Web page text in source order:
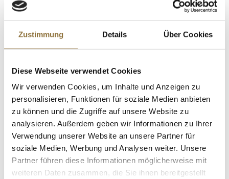
Zustimmung Details Über Cookies
Diese Webseite verwendet Cookies
Wir verwenden Cookies, um Inhalte und Anzeigen zu
personalisieren, Funktionen für soziale Medien anbieten
zu können und die Zugriffe auf unsere Website zu
analysieren. Außerdem geben wir Informationen zu Ihrer
Verwendung unserer Website an unsere Partner für
soziale Medien, Werbung und Analysen weiter. Unsere
Partner führen diese Informationen möglicherweise mit
weiteren Daten zusammen, die Sie ihnen bereitgestellt
< 0.5 g
Salz
< 0.01 g
LEBENSMITTELKENNZEICHNUNGEN
Colombo-Gewürze, Sri-Lanka Curry nach
Art.Nr.:10872
€ 4,95
€ 49,50/ kg
St.
Gewürzgarten Muskatnuss, gemahlen,
120 g
Art.Nr.:33020